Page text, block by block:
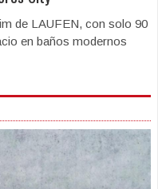
de LAUFEN, con solo 90
en baños modernos